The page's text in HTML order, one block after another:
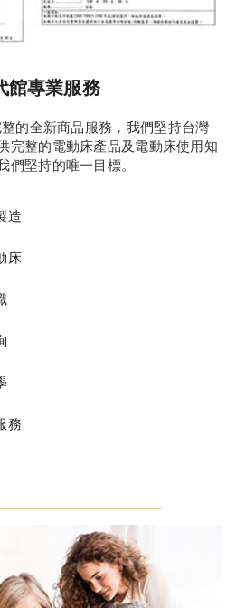
館專業服務
的全新商品服務，我們堅持台灣
完整的電動床產品及電動床使用知
堅持的唯一目標。
造
床
務